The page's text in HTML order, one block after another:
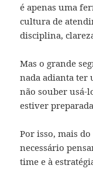
é apenas uma
cultura de
disciplina,
Mas o grande
nada adianta ter
não souber usá-
estiver
Por isso, mais
necessário
time e à